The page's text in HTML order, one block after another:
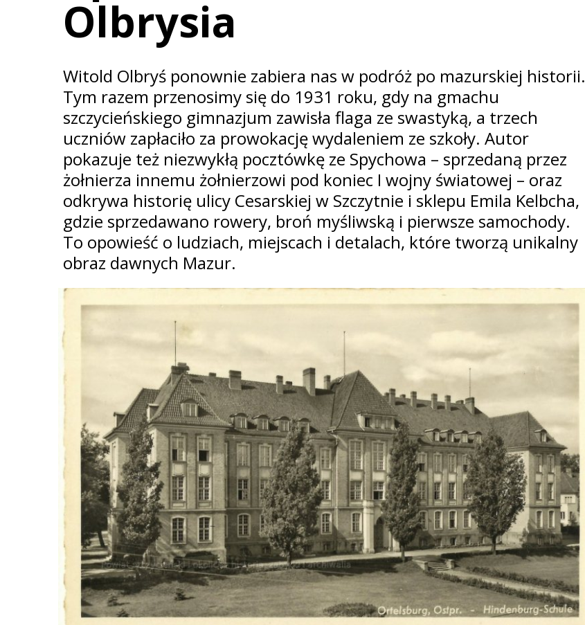
Olbrysia
Witold Olbryś ponownie zabiera nas w podróż po mazurskiej historii.
Tym razem przenosimy się do 1931 roku, gdy na gmachu
szczycieńskiego gimnazjum zawisła flaga ze swastyką, a trzech
uczniów zapłaciło za prowokację wydaleniem ze szkoły. Autor
pokazuje też niezwykłą pocztówkę ze Spychowa – sprzedaną przez
żołnierza innemu żołnierzowi pod koniec I wojny światowej – oraz
odkrywa historię ulicy Cesarskiej w Szczytnie i sklepu Emila Kelbcha,
gdzie sprzedawano rowery, broń myśliwską i pierwsze samochody.
To opowieść o ludziach, miejscach i detalach, które tworzą unikalny
obraz dawnych Mazur.